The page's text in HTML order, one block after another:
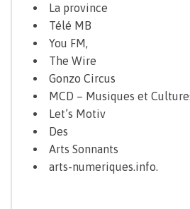
La province
Télé MB
You FM,
The Wire
Gonzo Circus
MCD – Musiques et
Let’s Motiv
Des
Arts Sonnants
arts-numeriques.info.